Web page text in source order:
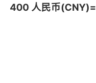
400 人民币(CNY)=